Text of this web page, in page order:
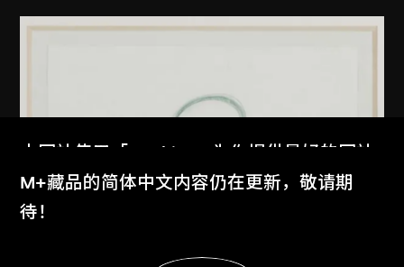
本网站使用「Cookies」为你提供最好的网站
体验。
了解更多
M+藏品的简体中文内容仍在更新，敬请期
待！
显示更多